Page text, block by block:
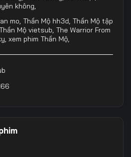
không,
mo, Thần Mộ hh3d, Thần Mộ tập
Mộ vietsub, The Warrior From
, xem phim Thần Mộ,